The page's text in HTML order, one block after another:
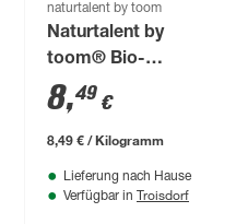
naturtalent by toom
Naturtalent by
toom® Bio-
Hochbeetdünger 1
kg
8,49 €
8,49 € / Kilogramm
Lieferung nach Hause
Verfügbar in Troisdorf